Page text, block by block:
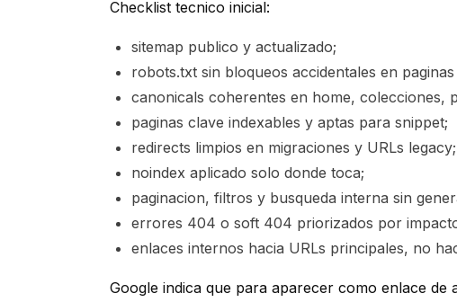
Checklist tecnico inicial:
sitemap publico y actualizado;
robots.txt sin bloqueos accidentales en
canonicals coherentes en home, colecciones,
paginas clave indexables y aptas para snippet;
redirects limpios en migraciones y URLs legacy;
noindex aplicado solo donde toca;
paginacion, filtros y busqueda interna sin
errores 404 o soft 404 priorizados por
enlaces internos hacia URLs principales, no
Google indica que para aparecer como enlace